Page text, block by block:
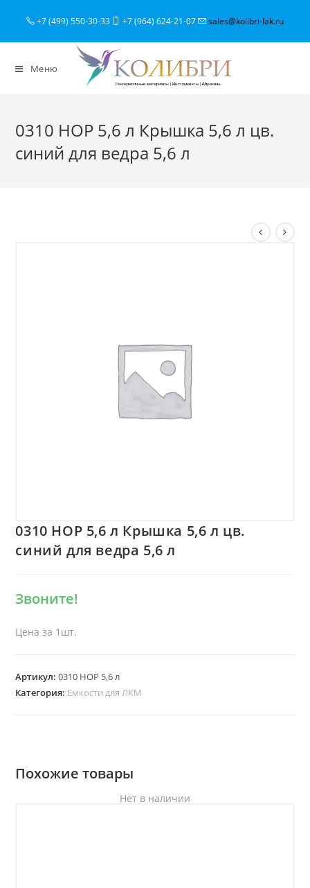
+7 (499) 550-30-33 +7 (964) 624-21-07 sales@kolibri-lak.ru
Меню
0310 HOP 5,6 л Крышка 5,6 л цв.
синий для ведра 5,6 л
0310 HOP 5,6 л Крышка 5,6 л цв.
синий для ведра 5,6 л
Звоните!
Цена за 1шт.
Артикул:0310 HOP 5,6 л
Категория: Емкости для ЛКМ
Похожие товары
Нет в наличии